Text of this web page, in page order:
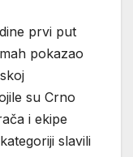
prvi put
pokazao
su Crno
i ekipe
slavili